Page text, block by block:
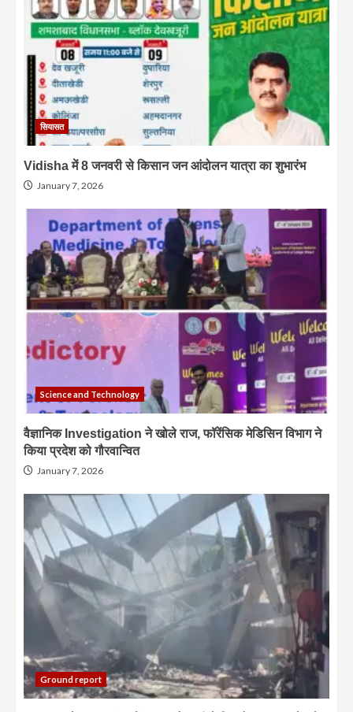
सियासत
Vidisha में 8 जनवरी से किसान जन आंदोलन यात्रा का शुभारंभ
January 7, 2026
Science and Technology
वैज्ञानिक Investigation ने खोले राज, फॉरेंसिक मेडिसिन विभाग ने
किया प्रदेश को गौरवान्वित
January 7, 2026
Ground report